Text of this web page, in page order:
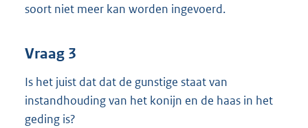
soort niet meer kan worden ingevoerd.
Vraag 3
Is het juist dat dat de gunstige staat van
instandhouding van het konijn en de haas in het
geding is?